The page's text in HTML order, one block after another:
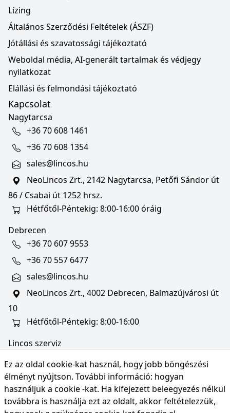
Ez az oldal cookie-kat használ, hogy jobb böngészési
élményt nyújtson. További információ: hogyan
használjuk a cookie -kat. Ha kifejezett beleegyezés nélkül
továbbra is használja ezt az oldalt, akkor feltételezzük,
Lízing
Általános Szerződési Feltételek (ÁSZF)
Jótállási és szavatossági tájékoztató
Weboldal média, AI-generált tartalmak és védjegy
nyilatkozat
Elállási és felmondási tájékoztató
Kapcsolat
Nagytarcsa
+36 70 608 1461
+36 70 608 1354
sales@lincos.hu
NeoLincos Zrt., 2142 Nagytarcsa, Petőfi Sándor út
86 / Csabai út 1252 hrsz.
Hétfőtől-Péntekig: 8:00-16:00 óráig
Debrecen
+36 70 607 9553
+36 70 557 6477
sales@lincos.hu
NeoLincos Zrt., 4002 Debrecen, Balmazújvárosi út
10
Hétfőtől-Péntekig: 8:00-16:00
Lincos szerviz
NeoLincos Zrt., 4002 Debrecen, Balmazújvárosi út
10
Nyitvatartás: hétfő-péntek 8:00-16:00